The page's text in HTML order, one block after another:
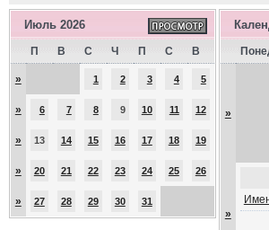
Июль 2026
П В С Ч П С В
» 1 2 3 4 5
» 6 7 8 9 10 11 12
» 13 14 15 16 17 18 19
» 20 21 22 23 24 25 26
» 27 28 29 30 31
»
»